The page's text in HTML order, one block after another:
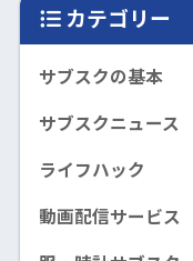
カテゴリー
サブスクの基本
サブスクニュース
ライフハック
動画配信サービス